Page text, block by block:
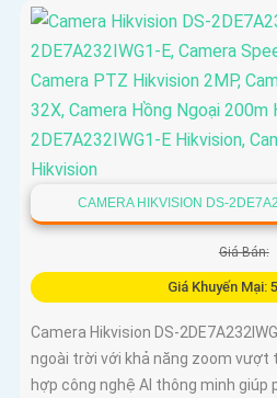
CAMERA HIKVISION DS-
Giá Bán:
Giá Khuyến Mại:
Camera Hikvision DS-
ngoài trời với khả năng zoom vượt
hợp công nghệ AI thông minh giúp